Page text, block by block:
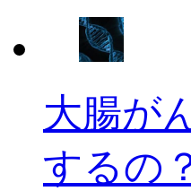
大腸が
するの